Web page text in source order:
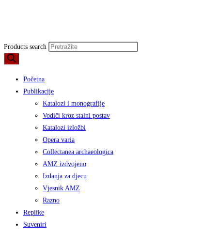
Products search
Početna
Publikacije
Katalozi i monografije
Vodiči kroz stalni postav
Katalozi izložbi
Opera varia
Collectanea archaeologica
AMZ izdvojeno
Izdanja za djecu
Vjesnik AMZ
Razno
Replike
Suveniri